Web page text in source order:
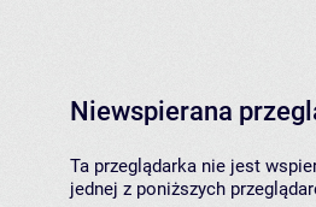
Niewspierana
Ta przeglądarka nie jest
jednej z poniższych